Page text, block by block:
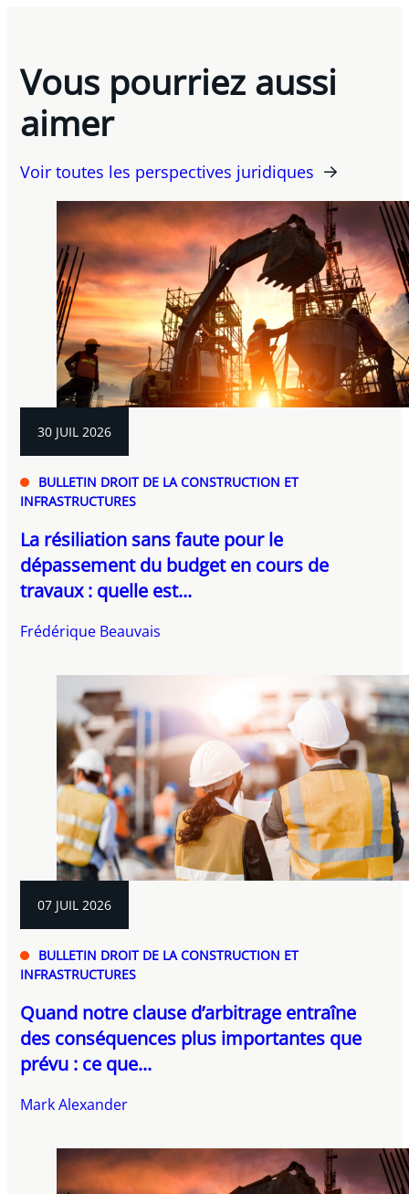
Vous pourriez aussi
aimer
Voir toutes les perspectives juridiques
30 JUIL 2026
BULLETIN DROIT DE LA CONSTRUCTION ET
INFRASTRUCTURES
La résiliation sans faute pour le
dépassement du budget en cours de
travaux : quelle est...
Frédérique Beauvais
07 JUIL 2026
BULLETIN DROIT DE LA CONSTRUCTION ET
INFRASTRUCTURES
Quand notre clause d’arbitrage entraîne
des conséquences plus importantes que
prévu : ce que...
Mark Alexander